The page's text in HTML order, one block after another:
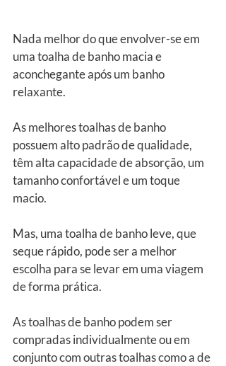
Nada melhor do que envolver-se em
uma toalha de banho macia e
aconchegante após um banho
relaxante.
As melhores toalhas de banho
possuem alto padrão de qualidade,
têm alta capacidade de absorção, um
tamanho confortável e um toque
macio.
Mas, uma toalha de banho leve, que
seque rápido, pode ser a melhor
escolha para se levar em uma viagem
de forma prática.
As toalhas de banho podem ser
compradas individualmente ou em
conjunto com outras toalhas como a de